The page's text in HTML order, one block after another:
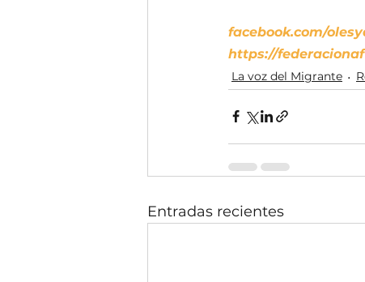
facebook.com/
https://
La voz del Migrante
Entradas recientes